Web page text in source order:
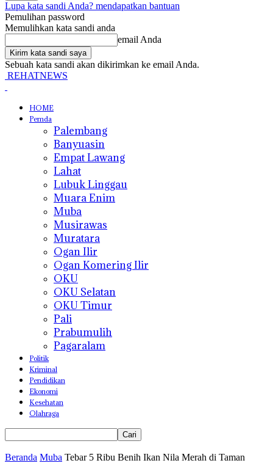
Lupa kata sandi Anda? mendapatkan bantuan
Pemulihan password
Memulihkan kata sandi anda
email Anda
Sebuah kata sandi akan dikirimkan ke email Anda.
REHATNEWS
HOME
Pemda
Palembang
Banyuasin
Empat Lawang
Lahat
Lubuk Linggau
Muara Enim
Muba
Musirawas
Muratara
Ogan Ilir
Ogan Komering Ilir
OKU
OKU Selatan
OKU Timur
Pali
Prabumulih
Pagaralam
Politik
Kriminal
Pendidikan
Ekonomi
Kesehatan
Olahraga
Beranda Muba Tebar 5 Ribu Benih Ikan Nila Merah di Taman